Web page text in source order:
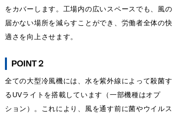
をカバーします。工場内の広いスペースでも、風の
届かない場所を減らすことができ、労働者全体の快
適さを向上させます。
POINT２
全ての大型冷風機には、水を紫外線によって殺菌す
るUVライトを搭載しています（一部機種はオプ
ション）。これにより、風を通す前に菌やウイルス